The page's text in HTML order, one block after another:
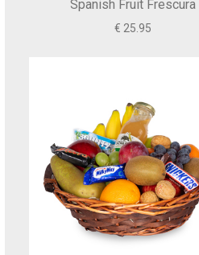
Spanish Fruit Frescura
€ 25.95